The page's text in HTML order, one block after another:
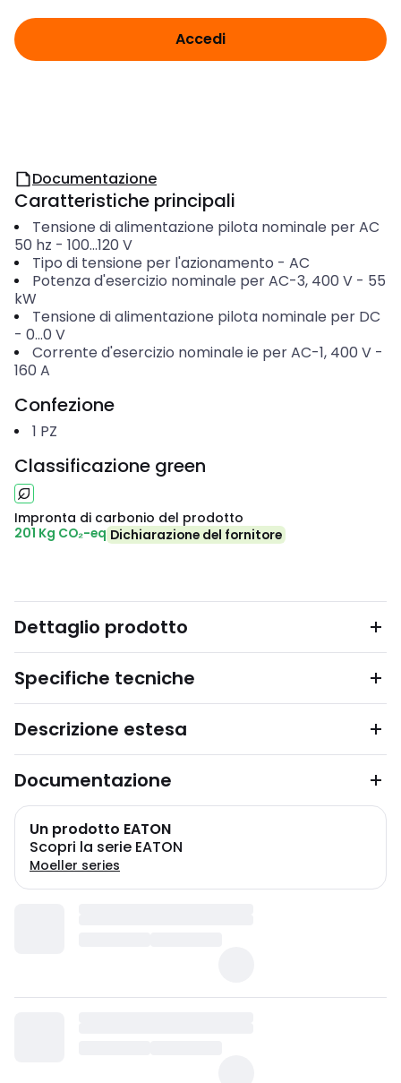
Accedi
Documentazione
Caratteristiche principali
Tensione di alimentazione pilota nominale per AC
50 hz - 100...120 V
Tipo di tensione per l'azionamento - AC
Potenza d'esercizio nominale per AC-3, 400 V- 55
kW
Tensione di alimentazione pilota nominale per DC
- 0...0 V
Corrente d'esercizio nominale ie per AC-1, 400 V-
160 A
Confezione
1 PZ
Classificazione green
Impronta di carbonio del prodotto
201 Kg CO₂-eq Dichiarazione del fornitore
Dettaglio prodotto
Specifiche tecniche
Descrizione estesa
Documentazione
Un prodotto EATON
Scopri la serie EATON
Moeller series